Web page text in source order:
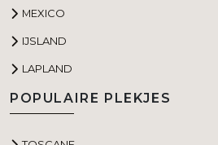
MEXICO
IJSLAND
LAPLAND
POPULAIRE PLEKJES